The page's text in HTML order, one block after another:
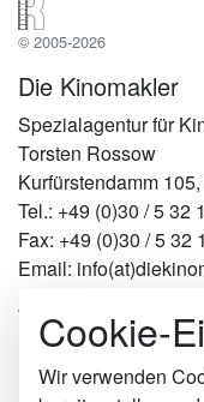
© 2005-2026
Die Kinomakler
Spezialagentur für
Torsten Rossow
Kurfürstendamm
Tel.: +49 (0)30 / 5 32
Fax: +49 (0)30 / 5 32
Email:
Werben in Städten
Berlin
Hamburg
Cookie-
Wir verwenden